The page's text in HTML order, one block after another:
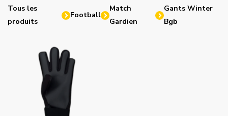
Tous les
produits
Football
Match
Gardien
Gants Winter
Bgb